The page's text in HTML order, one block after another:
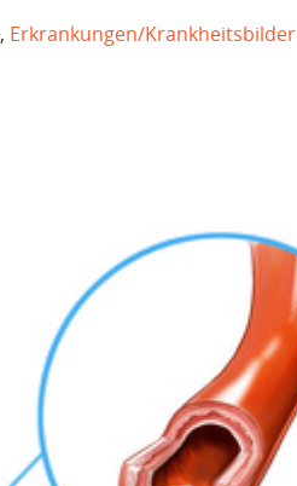
, Erkrankungen/Krankheitsbilder